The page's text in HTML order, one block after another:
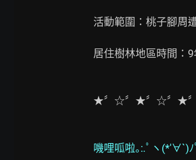
活動範圍：桃子腳周
居住樹林地區時間：9
★〞☆〞★〞☆〞★
嘰哩呱啦｡:.ﾟヽ(*′∀`)ﾉ